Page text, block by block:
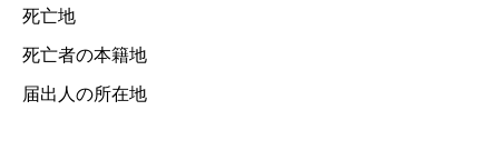
死亡地
死亡者の本籍地
届出人の所在地